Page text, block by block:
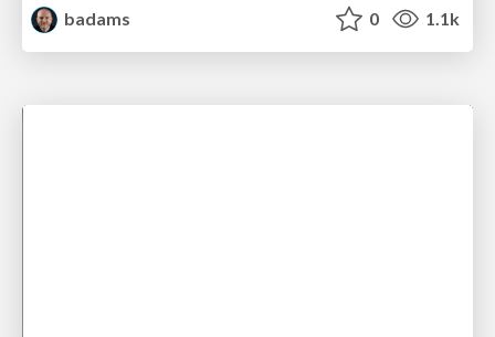
badams
0 1.1k